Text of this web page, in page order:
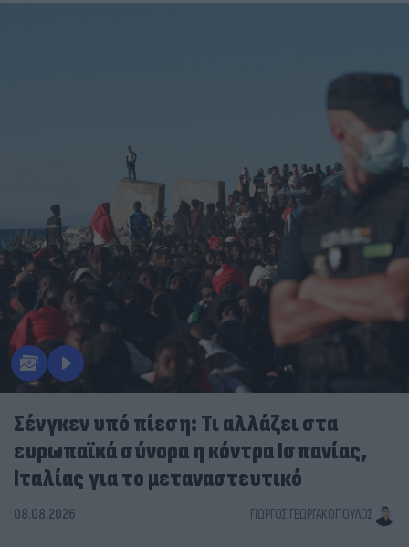
Σένγκεν υπό πίεση: Τι αλλάζει στα
ευρωπαϊκά σύνορα η κόντρα Ισπανίας,
Ιταλίας για το μεταναστευτικό
08.08.2026 ΓΙΏΡΓΟΣ ΓΕΩΡΓΑΚΌΠΟΥΛΟΣ